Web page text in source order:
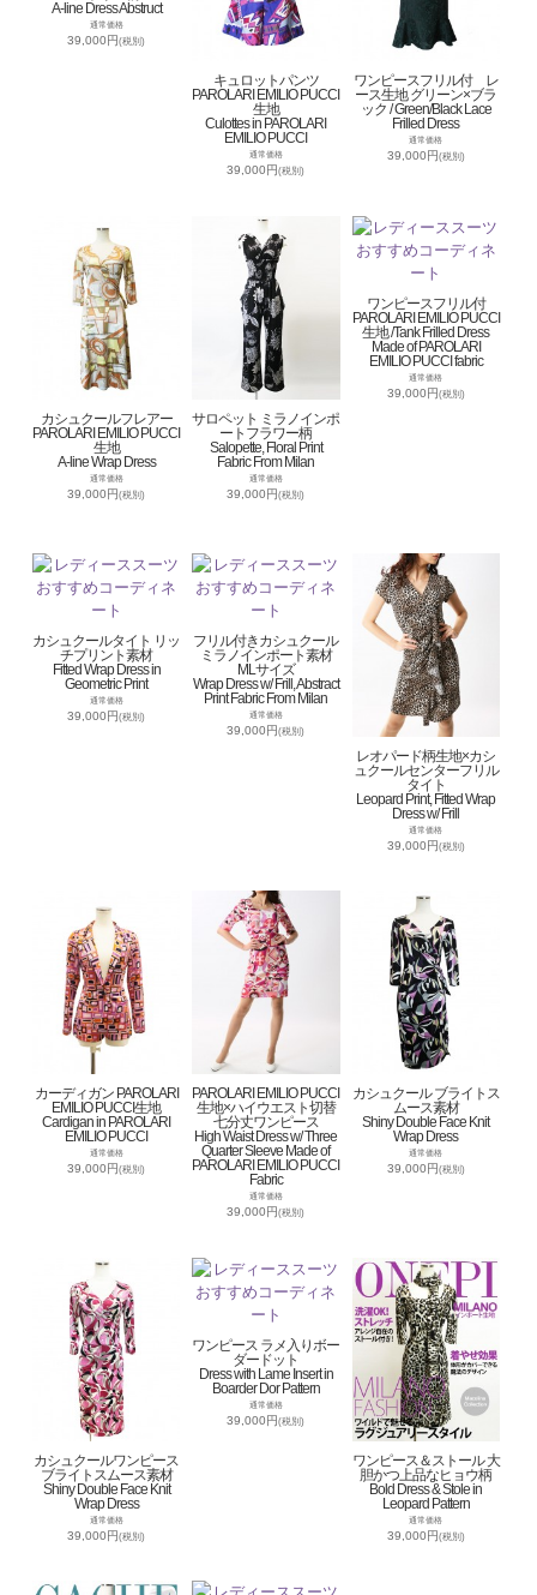
A-line Dress Abstruct
通常価格
39,000円(税別)
キュロットパンツ
PAROLARI EMILIO PUCCI
生地
Culottes in PAROLARI
EMILIO PUCCI
通常価格
39,000円(税別)
ワンピースフリル付 レ
ース生地 グリーン×ブラ
ック / Green/Black Lace
Frilled Dress
通常価格
39,000円(税別)
カシュクールフレアー
PAROLARI EMILIO PUCCI
生地
A-line Wrap Dress
通常価格
39,000円(税別)
サロペット ミラノインポ
ートフラワー柄
Salopette, Floral Print
Fabric From Milan
通常価格
39,000円(税別)
ワンピースフリル付
PAROLARI EMILIO PUCCI
生地 /Tank Frilled Dress
Made of PAROLARI
EMILIO PUCCI fabric
通常価格
39,000円(税別)
カシュクールタイト リッ
チプリント素材
Fitted Wrap Dress in
Geometric Print
通常価格
39,000円(税別)
フリル付きカシュクール
ミラノインポート素材
MLサイズ
Wrap Dress w/ Frill, Abstract
Print Fabric From Milan
通常価格
39,000円(税別)
レオパード柄生地×カシ
ュクールセンターフリル
タイト
Leopard Print, Fitted Wrap
Dress w/ Frill
通常価格
39,000円(税別)
カーディガン PAROLARI
EMILIO PUCCI生地
Cardigan in PAROLARI
EMILIO PUCCI
通常価格
39,000円(税別)
PAROLARI EMILIO PUCCI
生地×ハイウエスト切替
七分丈ワンピース
High Waist Dress w/ Three
Quarter Sleeve Made of
PAROLARI EMILIO PUCCI
Fabric
通常価格
39,000円(税別)
カシュクール ブライトス
ムース素材
Shiny Double Face Knit
Wrap Dress
通常価格
39,000円(税別)
カシュクールワンピース
ブライトスムース素材
Shiny Double Face Knit
Wrap Dress
通常価格
39,000円(税別)
ワンピース ラメ入りボー
ダードット
Dress with Lame Insert in
Boarder Dor Pattern
通常価格
39,000円(税別)
ワンピース＆ストール 大
胆かつ上品なヒョウ柄
Bold Dress & Stole in
Leopard Pattern
通常価格
39,000円(税別)